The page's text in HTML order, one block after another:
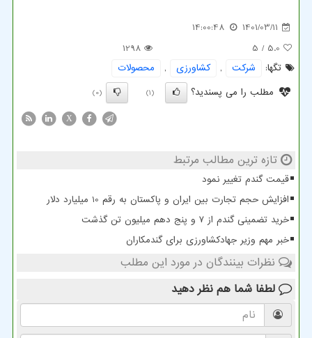
1401/03/11
14:00:48
5.0
/ 5
1298
تگها:
شركت , كشاورزی ,
محصولات
مطلب را می پسندید؟
(1)
(0)
X
تازه ترین مطالب مرتبط
قیمت گندم تغییر نمود
افزایش حجم تجارت بین ایران و پاکستان به رقم 10 میلیارد دلار
خرید تضمینی گندم از ۷ و پنج دهم میلیون تن گذشت
خبر مهم وزیر جهادکشاورزی برای گندمکاران
نظرات بینندگان در مورد این مطلب
لطفا شما هم نظر دهید